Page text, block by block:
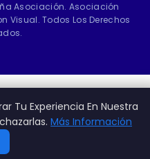
Asociación. Asociación
Visual. Todos Los Derechos
Tu Experiencia En Nuestra
Más Información